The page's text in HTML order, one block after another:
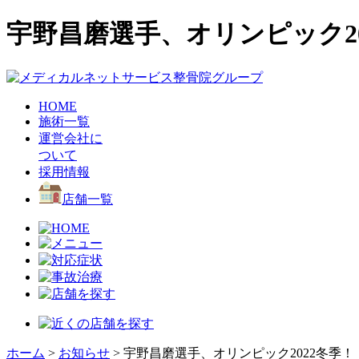
宇野昌磨選手、オリンピック
HOME
施術一覧
運営会社に
ついて
採用情報
店舗一覧
ホーム > お知らせ > 宇野昌磨選手、オリンピック2022冬季！